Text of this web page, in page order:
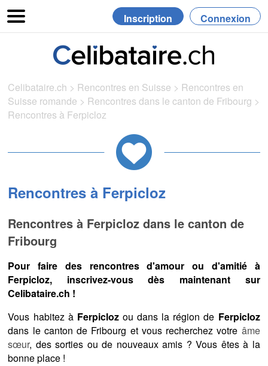
Inscription Connexion
Celibataire.ch > Rencontres en Suisse > Rencontres en
Suisse romande > Rencontres dans le canton de Fribourg >
Rencontres à Ferpicloz
Rencontres à Ferpicloz
Rencontres à Ferpicloz dans le canton de
Fribourg
Pour faire des rencontres d'amour ou d'amitié à
Ferpicloz, inscrivez-vous dès maintenant sur
Celibataire.ch !
Vous habitez à Ferpiclozou dans la région de Ferpicloz
dans le canton de Fribourg et vous recherchez votre âme
sœur, des sorties ou de nouveaux amis ? Vous êtes à la
bonne place !